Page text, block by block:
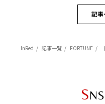
記事
InRed 記事一覧 FORTUNE
S